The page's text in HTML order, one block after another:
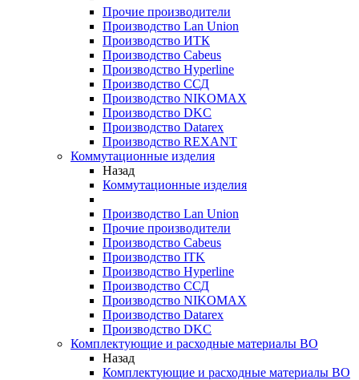
Прочие производители
Производство Lan Union
Производство ИТК
Производство Cabeus
Производство Hyperline
Производство ССД
Производство NIKOMAX
Производство DKC
Производство Datarex
Производство REXANT
Коммутационные изделия
Назад
Коммутационные изделия
Производство Lan Union
Прочие производители
Производство Cabeus
Производство ITK
Производство Hyperline
Производство ССД
Производство NIKOMAX
Производство Datarex
Производство DKC
Комплектующие и расходные материалы ВО
Назад
Комплектующие и расходные материалы ВО